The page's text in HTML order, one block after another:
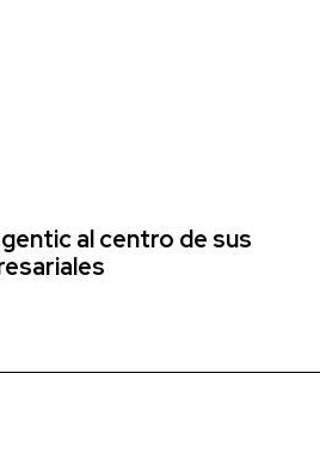
al centro de sus